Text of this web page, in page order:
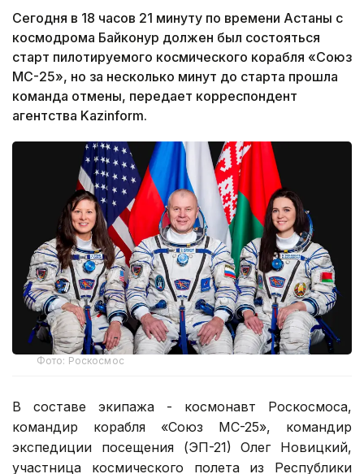
Сегодня в 18 часов 21 минуту по времени Астаны с
космодрома Байконур должен был состояться
старт пилотируемого космического корабля «Союз
МС-25», но за несколько минут до старта прошла
команда отмены, передает корреспондент
агентства Kazinform.
Фото: Роскосмос
В составе экипажа - космонавт Роскосмоса,
командир корабля «Союз МС-25», командир
экспедиции посещения (ЭП-21) Олег Новицкий,
участница космического полета из Республики